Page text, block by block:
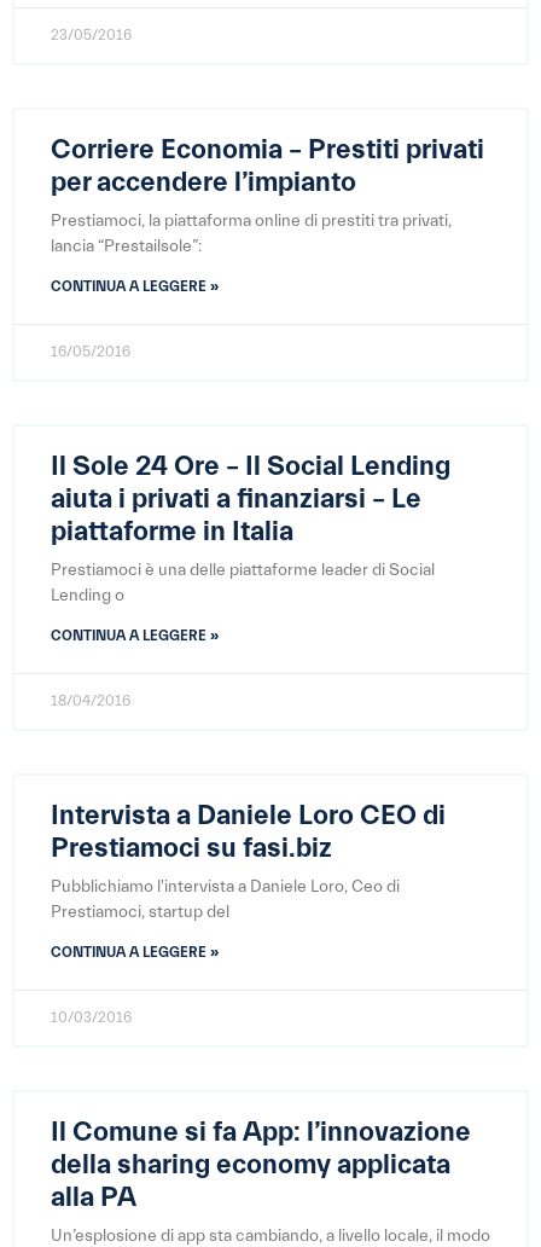
23/05/2016
Corriere Economia – Prestiti privati
per accendere l’impianto
Prestiamoci, la piattaforma online di prestiti tra privati,
lancia “Prestailsole”:
CONTINUA A LEGGERE »
16/05/2016
Il Sole 24 Ore – Il Social Lending
aiuta i privati a finanziarsi – Le
piattaforme in Italia
Prestiamoci è una delle piattaforme leader di Social
Lending o
CONTINUA A LEGGERE »
18/04/2016
Intervista a Daniele Loro CEO di
Prestiamoci su fasi.biz
Pubblichiamo l'intervista a Daniele Loro, Ceo di
Prestiamoci, startup del
CONTINUA A LEGGERE »
10/03/2016
Il Comune si fa App: l’innovazione
della sharing economy applicata
alla PA
Un’esplosione di app sta cambiando, a livello locale, il modo